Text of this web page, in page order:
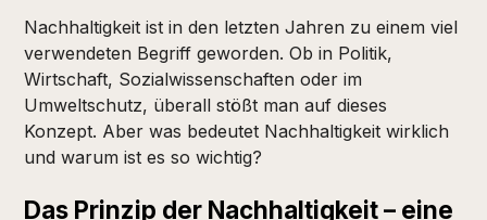
Nachhaltigkeit ist in den letzten Jahren zu einem viel
verwendeten Begriff geworden. Ob in Politik,
Wirtschaft, Sozialwissenschaften oder im
Umweltschutz, überall stößt man auf dieses
Konzept. Aber was bedeutet Nachhaltigkeit wirklich
und warum ist es so wichtig?
Das Prinzip der Nachhaltigkeit – eine